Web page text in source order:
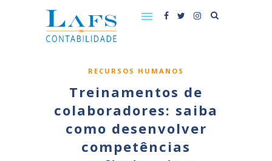
RECURSOS HUMANOS
Treinamentos de
colaboradores: saiba
como desenvolver
competências